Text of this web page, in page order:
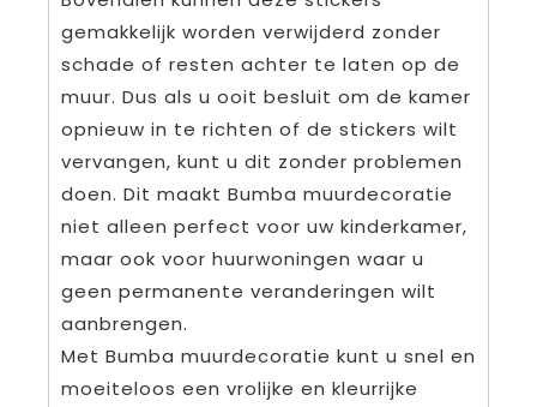
gemakkelijk worden verwijderd zonder
schade of resten achter te laten op de
muur. Dus als u ooit besluit om de kamer
opnieuw in te richten of de stickers wilt
vervangen, kunt u dit zonder problemen
doen. Dit maakt Bumba muurdecoratie
niet alleen perfect voor uw kinderkamer,
maar ook voor huurwoningen waar u
geen permanente veranderingen wilt
aanbrengen.
Met Bumba muurdecoratie kunt u snel en
moeiteloos een vrolijke en kleurrijke